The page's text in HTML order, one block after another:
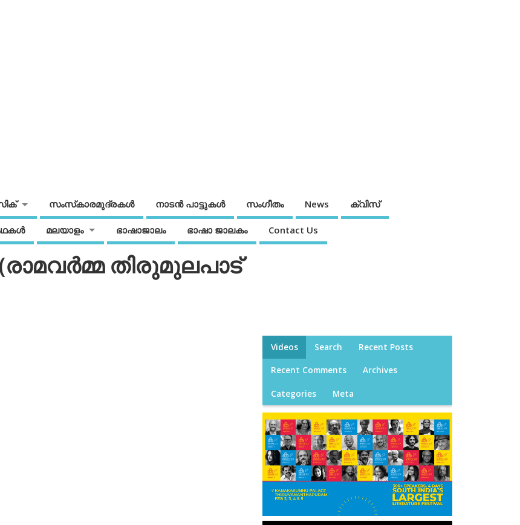
സംസ്‌കാരമുദ്രകള്‍ നാടന്‍ പാട്ടുകള്‍ സംഗീതം News ക്വിസ്
മലയാളം ഭാഷാജാലം ഭാഷാ ജാലകം Contact Us
തിരുമുലപാട്
Videos Search Recent Posts
Recent Comments Archives
Categories Meta